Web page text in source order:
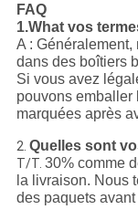
FAQ
1.What vos
A :
dans des boîtiers
Si vous avez
pouvons emballer
marquées après
2. Quelles sont
T/T. 30% comme
la livraison. Nous
des paquets